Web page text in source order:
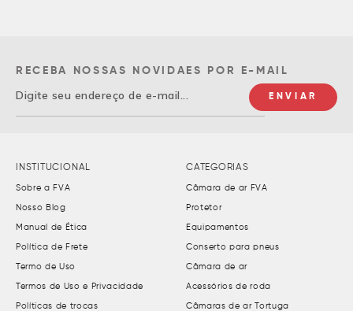
RECEBA NOSSAS NOVIDAES POR E-MAIL
INSTITUCIONAL
Sobre a FVA
Nosso Blog
Manual de Ética
Política de Frete
Termo de Uso
Termos de Uso e Privacidade
Políticas de trocas
CATEGORIAS
Câmara de ar FVA
Protetor
Equipamentos
Conserto para pneus
Câmara de ar
Acessórios de roda
Câmaras de ar Tortuga